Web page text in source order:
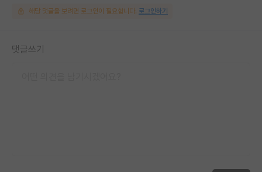
해당 댓글을 보려면 로그인이 필요합니다. 로그인하기
댓글쓰기